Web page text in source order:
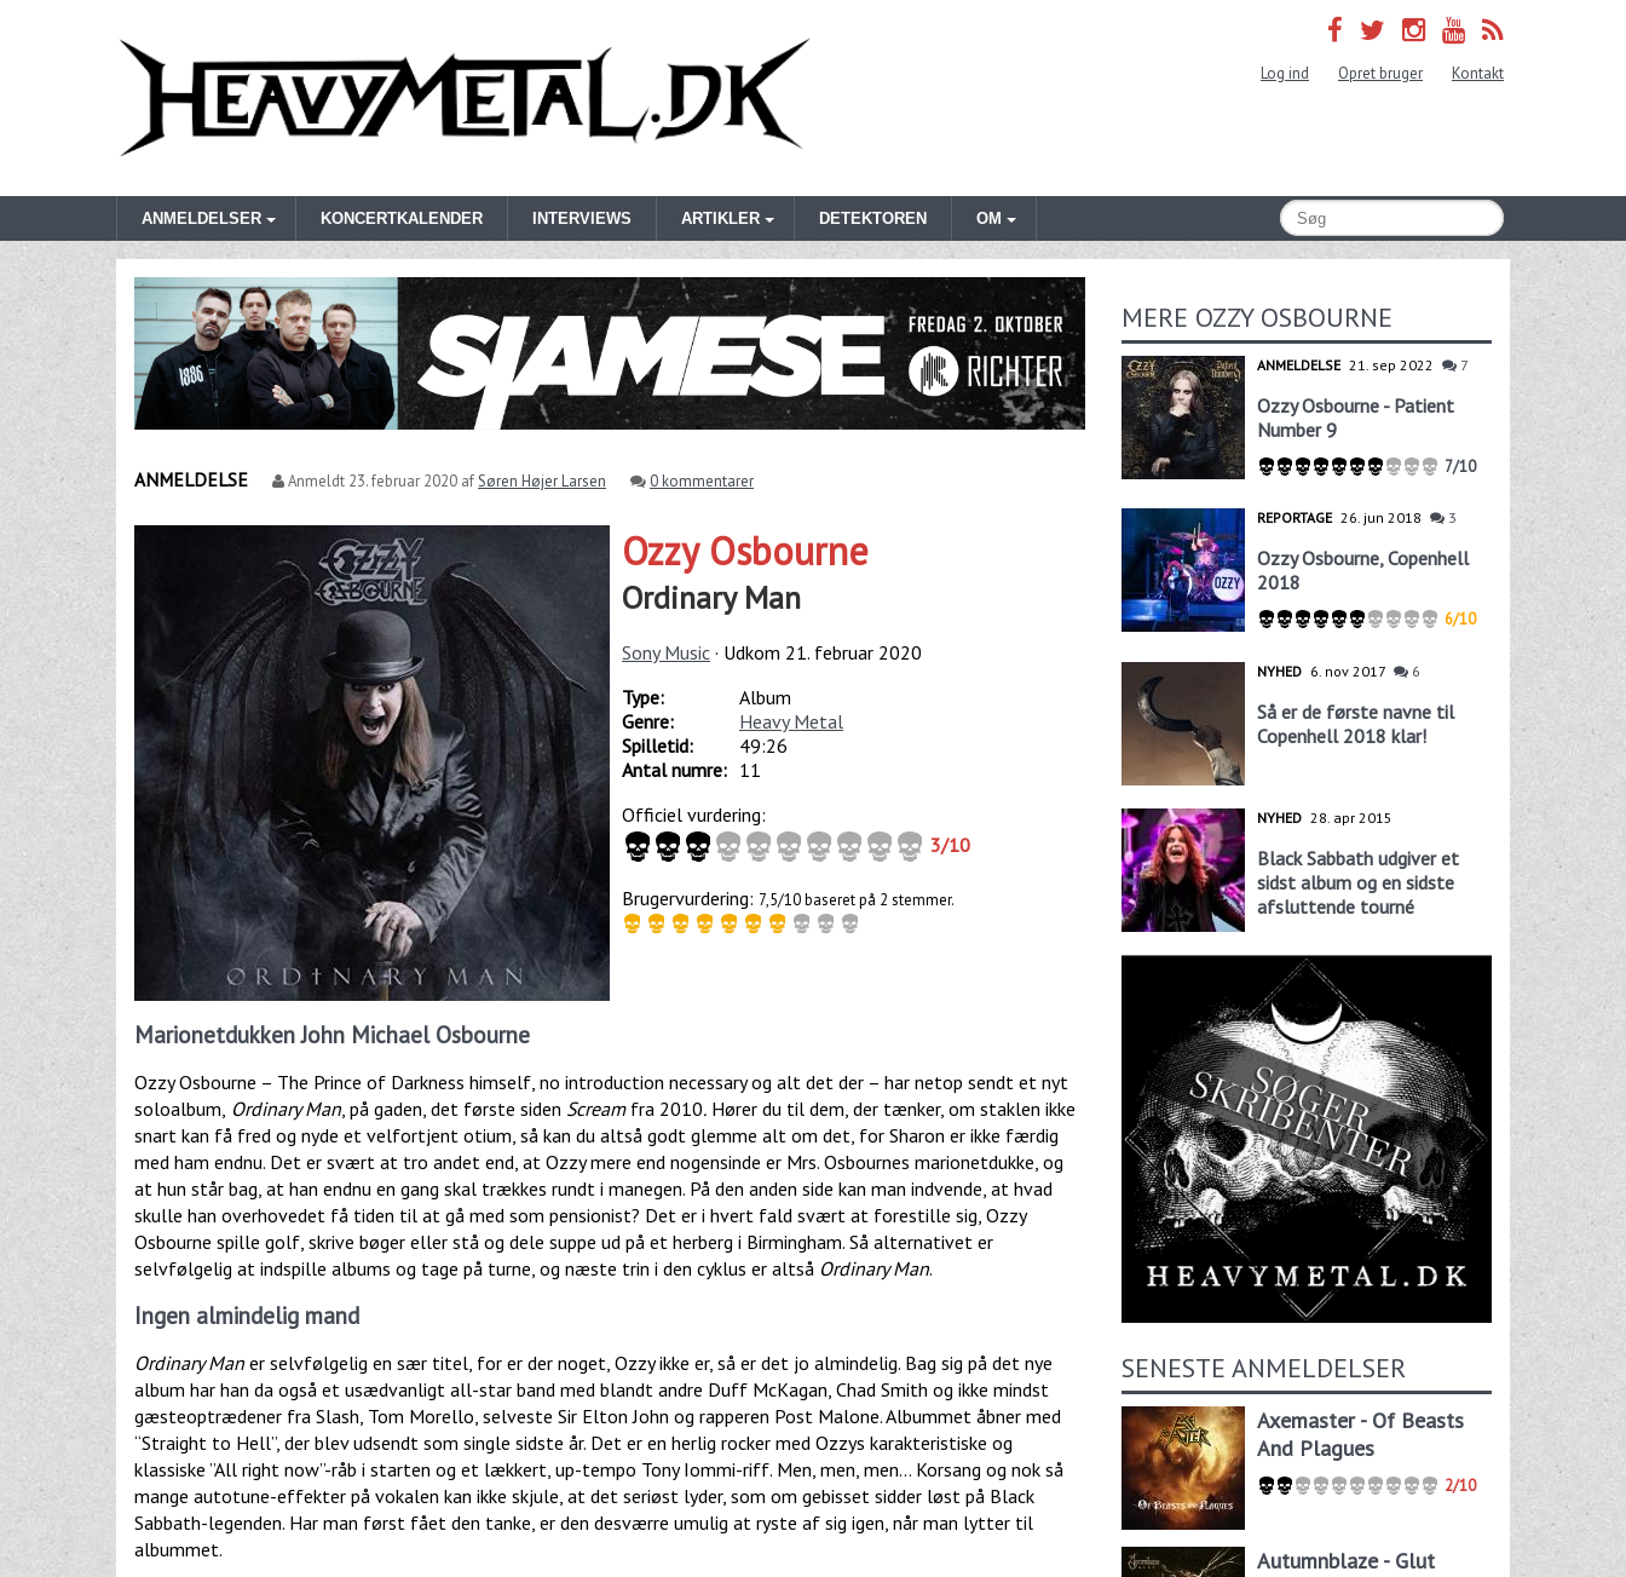
Log ind Opret bruger Kontakt
ANMELDELSER KONCERTKALENDER INTERVIEWS ARTIKLER DETEKTOREN OM
ANMELDELSE Anmeldt 23. februar 2020 afSøren Højer Larsen 0 kommentarer
Ozzy Osbourne
Ordinary Man
Sony Music · Udkom 21. februar 2020
Type:
Album
Genre:
Heavy Metal
Spilletid:
49:26
Antal numre: 11
Officiel vurdering:
3/10
Brugervurdering: 7,5/10 baseret på 2 stemmer.
Marionetdukken John Michael Osbourne
Ozzy Osbourne – The Prince of Darkness himself, no introduction necessary og alt det der – har netop sendt et nyt
soloalbum, Ordinary Man , på gaden, det første siden Screamfra 2010. Hører du til dem, der tænker, om staklen ikke
snart kan få fred og nyde et velfortjent otium, så kan du altså godt glemme alt om det, for Sharon er ikke færdig
med ham endnu. Det er svært at tro andet end, at Ozzy mere end nogensinde er Mrs. Osbournes marionetdukke, og
at hun står bag, at han endnu en gang skal trækkes rundt i manegen. På den anden side kan man indvende, at hvad
skulle han overhovedet få tiden til at gå med som pensionist? Det er i hvert fald svært at forestille sig, Ozzy
Osbourne spille golf, skrive bøger eller stå og dele suppe ud på et herberg i Birmingham. Så alternativet er
selvfølgelig at indspille albums og tage på turne, og næste trin i den cyklus er altså Ordinary Man.
Ingen almindelig mand
Ordinary Man er selvfølgelig en sær titel, for er der noget, Ozzy ikke er, så er det jo almindelig. Bag sig på det nye
album har han da også et usædvanligt all-star band med blandt andre Duff McKagan, Chad Smith og ikke mindst
gæsteoptrædener fra Slash, Tom Morello, selveste Sir Elton John og rapperen Post Malone. Albummet åbner med
“Straight to Hell”, der blev udsendt som single sidste år. Det er en herlig rocker med Ozzys karakteristiske og
klassiske ”All right now”-råb i starten og et lækkert, up-tempo Tony Iommi-riff. Men, men, men… Korsang og nok så
mange autotune-effekter på vokalen kan ikke skjule, at det seriøst lyder, som om gebisset sidder løst på Black
Sabbath-legenden. Har man først fået den tanke, er den desværre umulig at ryste af sig igen, når man lytter til
albummet.
MERE OZZY OSBOURNE
ANMELDELSE 21. sep 2022 7
Ozzy Osbourne - Patient
Number 9
7/10
REPORTAGE 26. jun 2018 3
Ozzy Osbourne, Copenhell
2018
6/10
NYHED 6. nov 2017 6
Så er de første navne til
Copenhell 2018 klar!
NYHED 28. apr 2015
Black Sabbath udgiver et
sidst album og en sidste
afsluttende tourné
SENESTE ANMELDELSER
Axemaster - Of Beasts
And Plagues
2/10
Autumnblaze - Glut